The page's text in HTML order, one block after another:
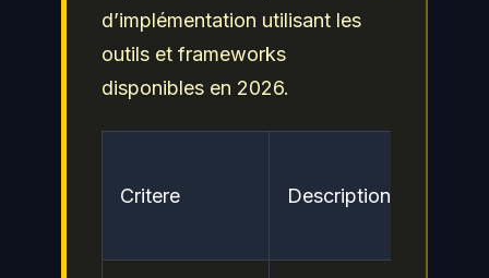
d’implémentation utilisant les
outils et frameworks
disponibles en 2026.
Critere Description